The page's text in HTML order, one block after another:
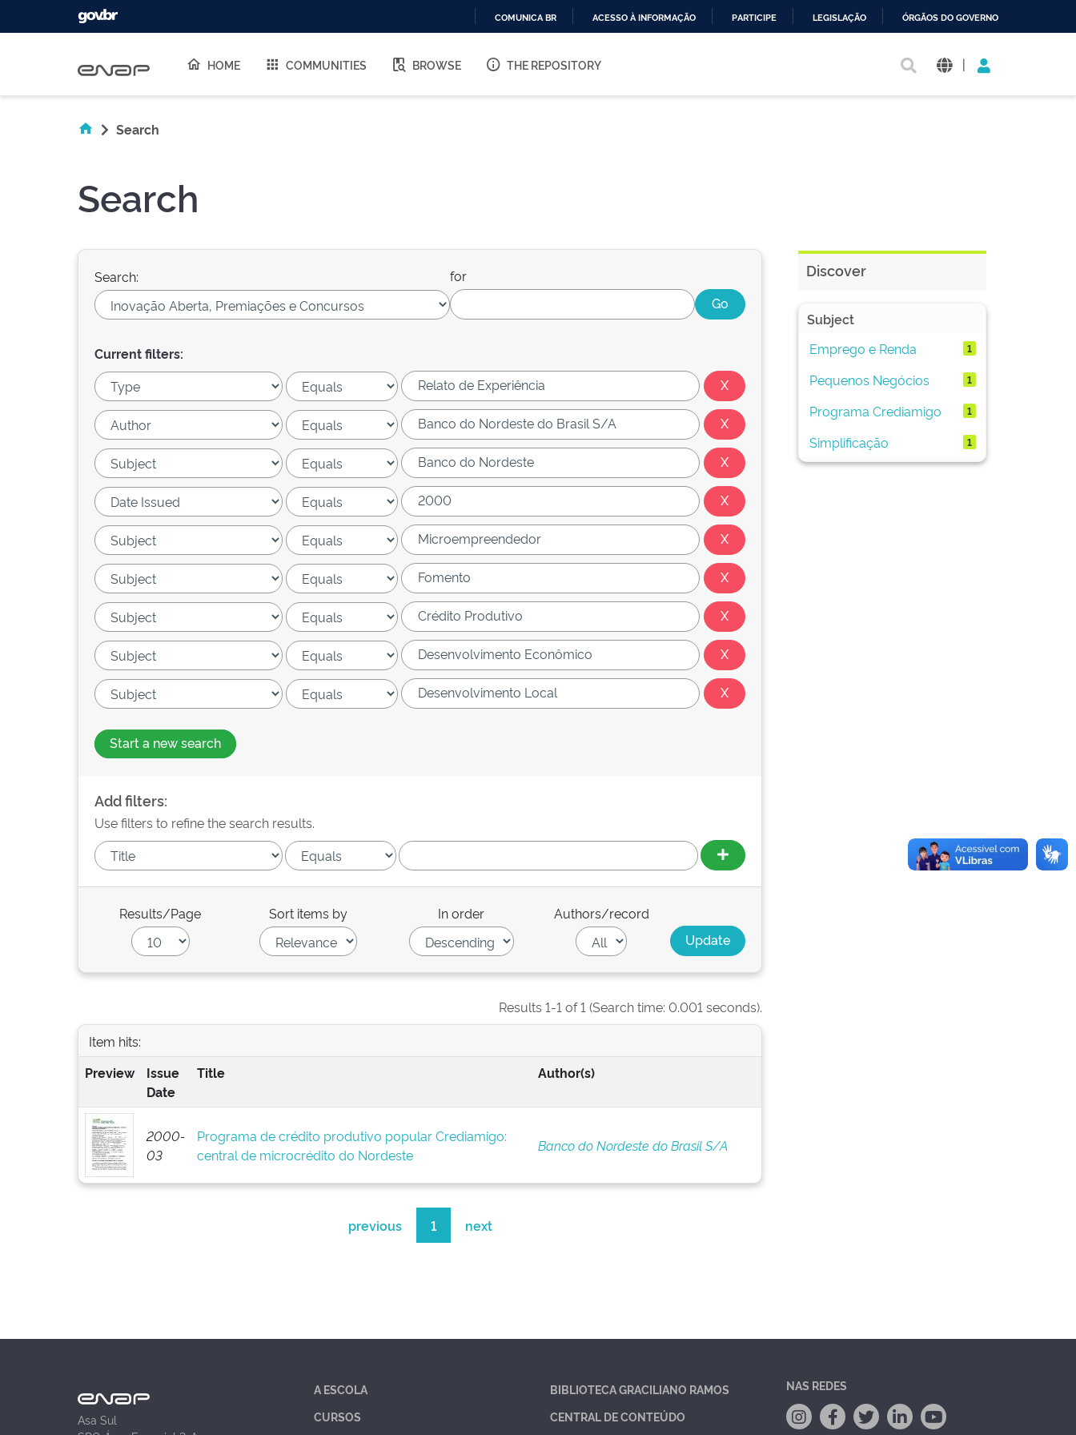
O
COMUNICA BR ACESSO À INFORMAÇÃO PARTICIPE LEGISLAÇÃO ÓRGÃOS DO GOVERNO
HOME COMMUNITIES BROWSE THE REPOSITORY |
Search
Search
Search: for
Current filters:
Start a new search
Add filters:
Use filters to refine the search results.
Results/Page Sort items by In order Authors/record
Results 1-1 of 1 (Search time: 0.001 seconds).
Item hits:
Preview
Issue
Date
Title Author(s)
2000-
03
Programa de crédito produtivo popular Crediamigo:
central de microcrédito do Nordeste
Banco do Nordeste do Brasil S/A
previous 1 next
Discover
Subject
Emprego e Renda
1
Pequenos Negócios 1
Programa Crediamigo 1
Simplificação 1
Asa Sul
A ESCOLA
CURSOS
BIBLIOTECA GRACILIANO RAMOS
CENTRAL DE CONTEÚDO
NAS REDES